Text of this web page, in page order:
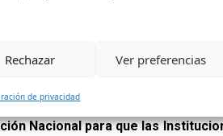
Rechazar Ver preferencias
de privacidad
por el Ministerio
analizar
con un taller sobre “Fomento
Nacional para que las